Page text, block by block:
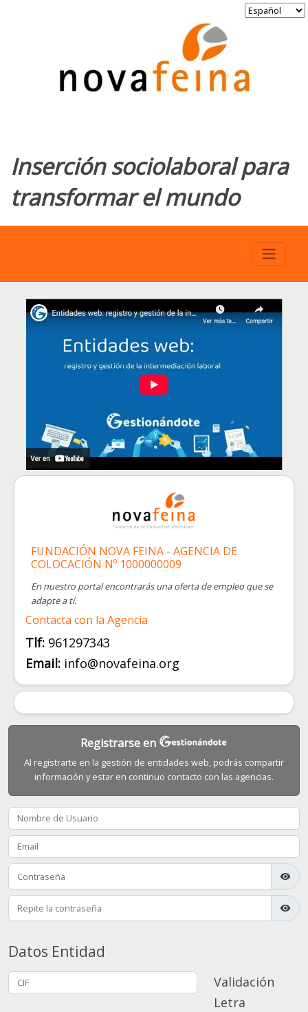
Inserción sociolaboral para
transformar el mundo
FUNDACIÓN NOVA FEINA - AGENCIA DE
COLOCACIÓN Nº 1000000009
En nuestro portal encontrarás una oferta de empleo que se
adapte a tí.
Contacta con la Agencia
Tlf: 961297343
Email: info@novafeina.org
Registrarse en
Al registrarte en la gestión de entidades web, podrás compartir
información y estar en continuo contacto con las agencias.
visibility
visibility
Datos Entidad
Validación
Letra